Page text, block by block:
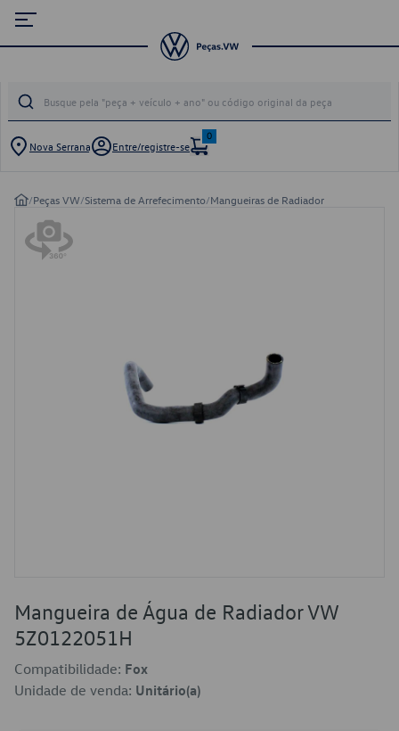
Nova Serrana Entre/registre-se
0
/Peças VW/Sistema de Arrefecimento/Mangueiras de Radiador
Mangueira de Água de Radiador VW
5Z0122051H
Compatibilidade: Fox
Unidade de venda: Unitário(a)